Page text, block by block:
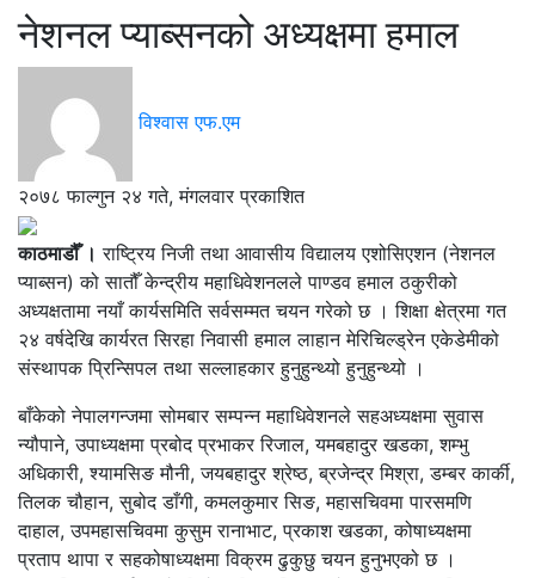
नेशनल प्याब्सनको अध्यक्षमा हमाल
विश्वास एफ.एम
२०७८ फाल्गुन २४ गते, मंगलवार प्रकाशित
काठमाडौँ । राष्ट्रिय निजी तथा आवासीय विद्यालय एशोसिएशन (नेशनल
प्याब्सन) को सातौँ केन्द्रीय महाधिवेशनलले पाण्डव हमाल ठकुरीको
अध्यक्षतामा नयाँ कार्यसमिति सर्वसम्मत चयन गरेको छ । शिक्षा क्षेत्रमा गत
२४ वर्षदेखि कार्यरत सिरहा निवासी हमाल लाहान मेरिचिल्ड्रेन एकेडेमीको
संस्थापक प्रिन्सिपल तथा सल्लाहकार हुनुहुन्थ्यो हुनुहुन्थ्यो ।
बाँकेको नेपालगन्जमा सोमबार सम्पन्न महाधिवेशनले सहअध्यक्षमा सुवास
न्यौपाने, उपाध्यक्षमा प्रबोद प्रभाकर रिजाल, यमबहादुर खडका, शम्भु
अधिकारी, श्यामसिङ मौनी, जयबहादुर श्रेष्ठ, ब्रजेन्द्र मिश्रा, डम्बर कार्की,
तिलक चौहान, सुबोद डाँगी, कमलकुमार सिङ, महासचिवमा पारसमणि
दाहाल, उपमहासचिवमा कुसुम रानाभाट, प्रकाश खडका, कोषाध्यक्षमा
प्रताप थापा र सहकोषाध्यक्षमा विक्रम ढुकुछु चयन हुनुभएको छ ।